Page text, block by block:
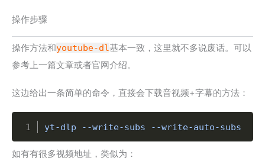
操作步骤
操作方法和youtube-dl基本一致，这里就不多说废话。可以
参考上一篇文章或者官网介绍。
这边给出一条简单的命令，直接会下载音视频+字幕的方法：
yt-dlp --write-subs --write-auto-subs --
Copy
如有有很多视频地址，类似为：